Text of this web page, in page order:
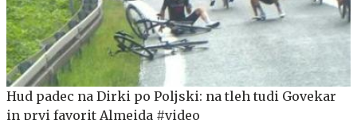
Hud padec na Dirki po Poljski: na tleh tudi Govekar
in prvi favorit Almeida #video